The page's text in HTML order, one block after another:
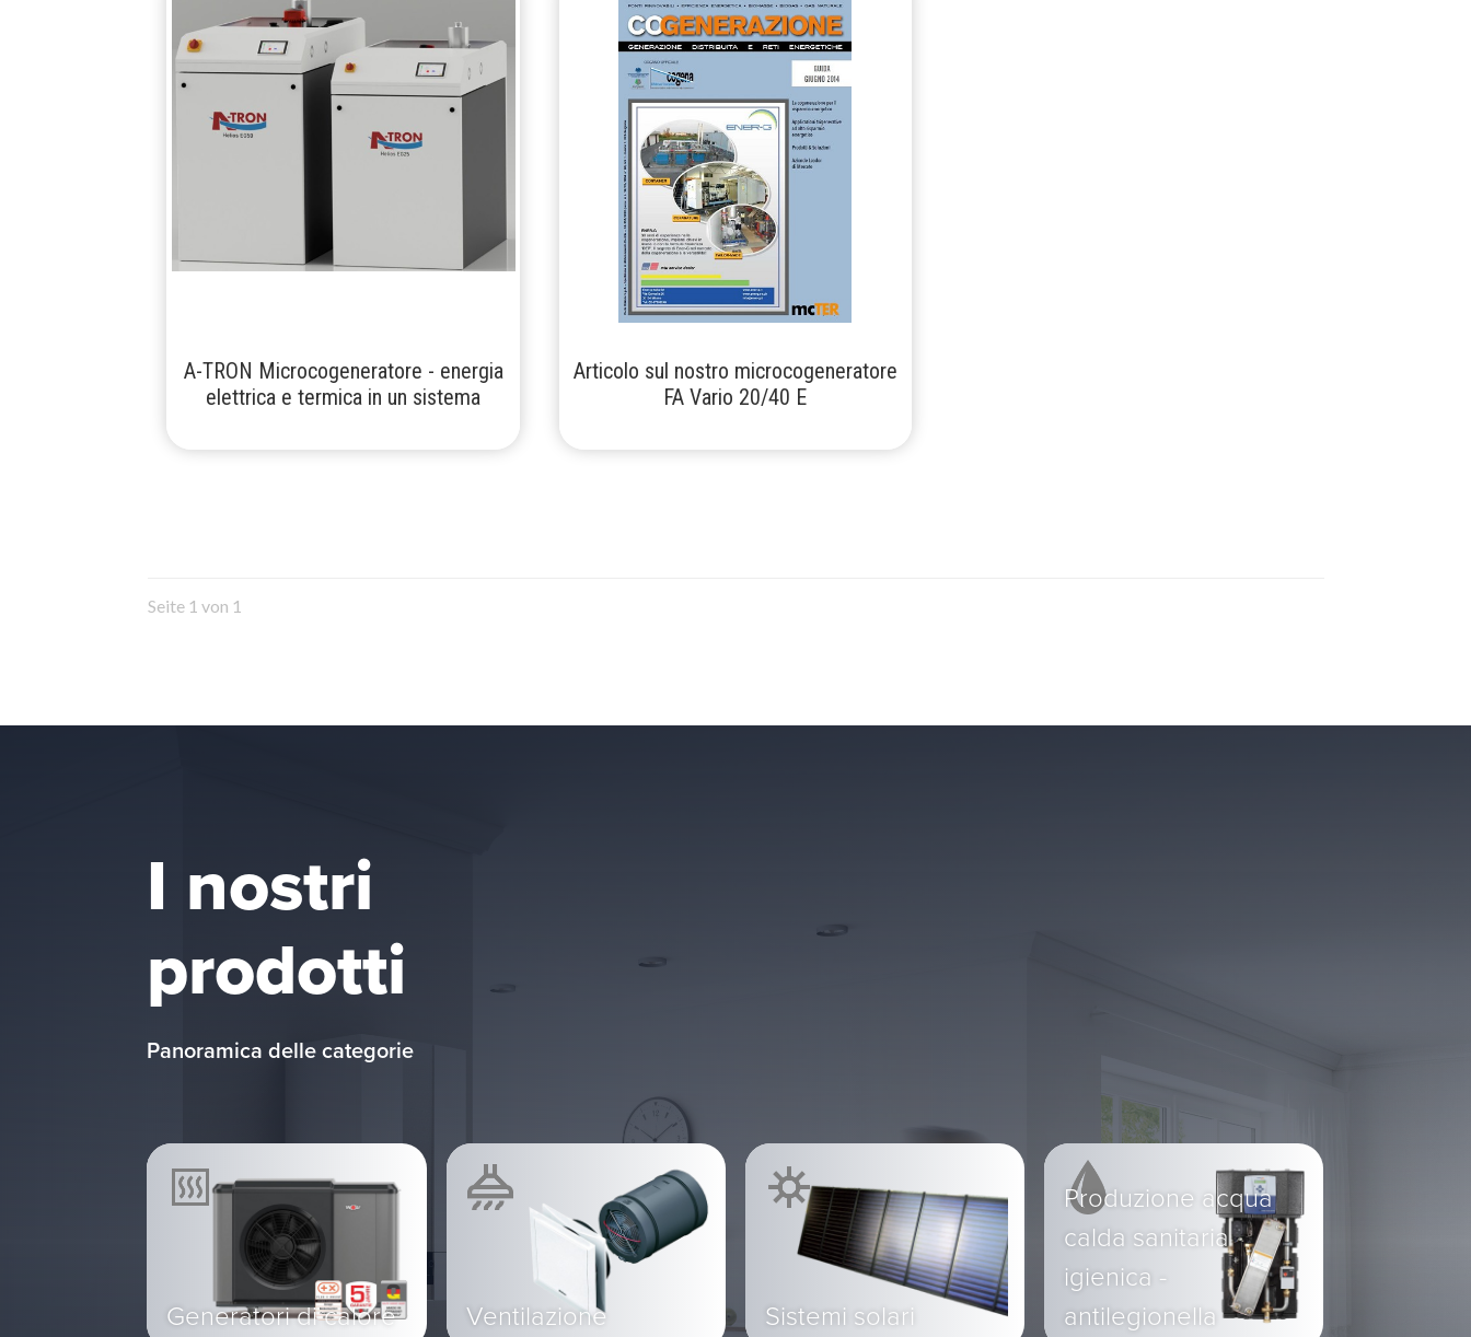
A-TRON Microcogeneratore - energia
elettrica e termica in un sistema
Articolo sul nostro microcogeneratore
FA Vario 20/40 E
Seite 1 von 1
I nostri
prodotti
Panoramica delle categorie
Generatori di calore Ventilazione Sistemi solari
Produzione acqua
calda sanitaria
igienica -
antilegionella